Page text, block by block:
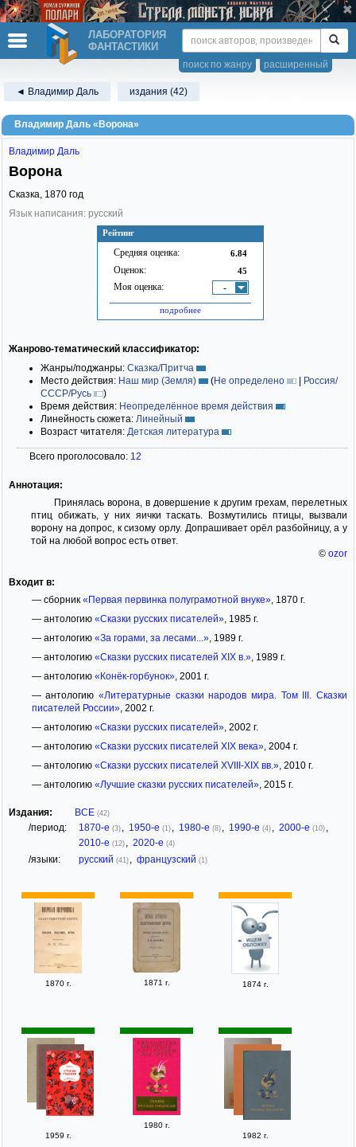
ЛАБОРАТОРИЯ
ФАНТАСТИКИ
расширенный
поиск по жанру
◄ Владимир Даль издания (42)
Владимир Даль «Ворона»
Рейтинг
Средняя оценка: 6.84
Оценок: 45
Моя оценка: -
подробнее
Владимир Даль
Ворона
Сказка, 1870 год
Язык написания: русский
Жанрово-тематический классификатор:
Жанры/поджанры: Сказка/Притча
Место действия: Наш мир (Земля) (Не определено | Россия/
СССР/Русь
)
Время действия: Неопределённое время действия
Линейность сюжета: Линейный
Возраст читателя: Детская литература
Всего проголосовало: 12
Аннотация:
Принялась ворона, в довершение к другим грехам, перелетных
птиц обижать, у них яички таскать. Возмутились птицы, вызвали
ворону на допрос, к сизому орлу. Допрашивает орёл разбойницу, а у
той на любой вопрос есть ответ.
© ozor
Входит в:
— сборник «Первая первинка полуграмотной внуке», 1870 г.
— антологию «Сказки русских писателей», 1985 г.
— антологию «За горами, за лесами...», 1989 г.
— антологию «Сказки русских писателей XIX в.», 1989 г.
— антологию «Конёк-горбунок», 2001 г.
— антологию«Литературные сказки народов мира. Том III. Сказки
писателей России», 2002 г.
— антологию «Сказки русских писателей», 2002 г.
— антологию «Сказки русских писателей XIX века», 2004 г.
— антологию «Сказки русских писателей XVIII-XIX вв.», 2010 г.
— антологию «Лучшие сказки русских писателей», 2015 г.
Издания: ВСЕ (42)
/период: 1870-е (3) 1950-е (1) 1980-е (8) 1990-е (4) 2000-е (10)
2010-е (12) 2020-е (4)
/языки: русский (41) французский (1)
1870 г. 1871 г. 1874 г.
1959 г.
1980 г.
1982 г.